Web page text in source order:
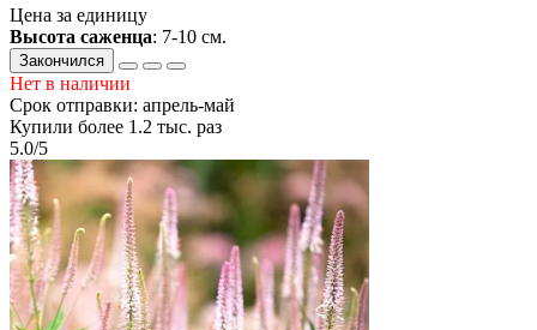
Цена за единицу
Высота саженца: 7-10 см.
Закончился
Нет в наличии
Срок отправки: апрель-май
Купили более 1.2 тыс. раз
5.0/5